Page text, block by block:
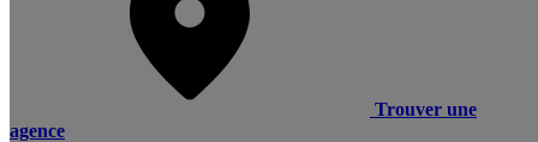
Trouver une
agence